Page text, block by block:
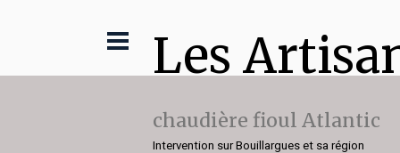
Les
chaudière fioul Atlantic
Intervention sur Bouillargues et sa région